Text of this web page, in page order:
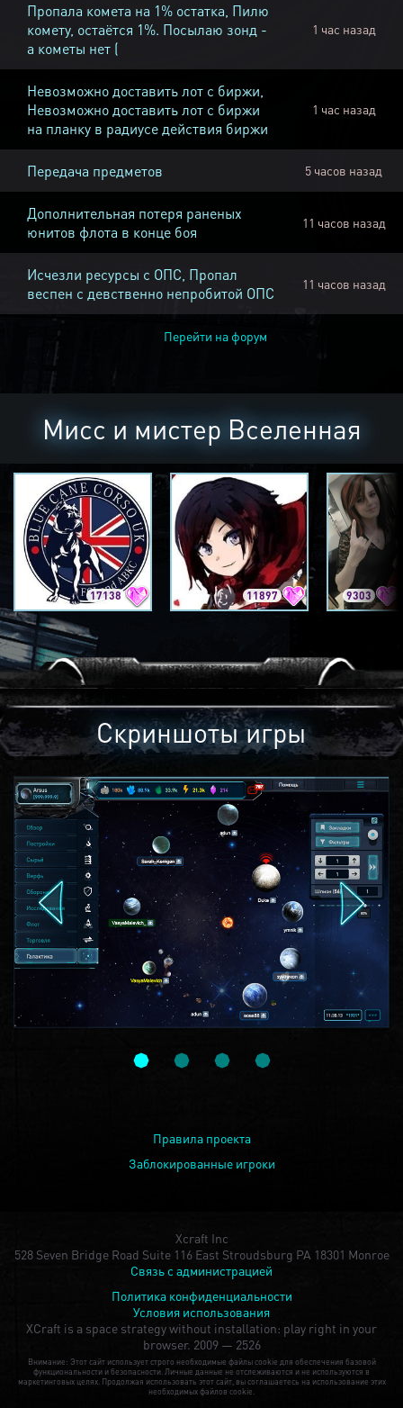
Пропала комета на 1% остатка, Пилю
комету, остаётся 1%. Посылаю зонд -
а кометы нет (
1 час назад
Невозможно доставить лот с биржи,
Невозможно доставить лот с биржи
на планку в радиусе действия биржи
1 час назад
Передача предметов 5 часов назад
Дополнительная потеря раненых
юнитов флота в конце боя
11 часов назад
Исчезли ресурсы с ОПС, Пропал
веспен с девственно непробитой ОПС
11 часов назад
Перейти на форум
Мисс и мистер Вселенная
17138 11897 9303
Скриншоты игры
Правила проекта
Заблокированные игроки
Xcraft Inc
528 Seven Bridge Road Suite 116 East Stroudsburg PA 18301 Monroe
Связь с администрацией
Политика конфиденциальности
Условия использования
XCraft is a space strategy without installation: play right in your
browser. 2009 — 2526
Внимание: Этот сайт использует строго необходимые файлы cookie для обеспечения базовой
функциональности и безопасности. Личные данные не отслеживаются и не используются в
маркетинговых целях. Продолжая использовать этот сайт, вы соглашаетесь на использование этих
необходимых файлов cookie.